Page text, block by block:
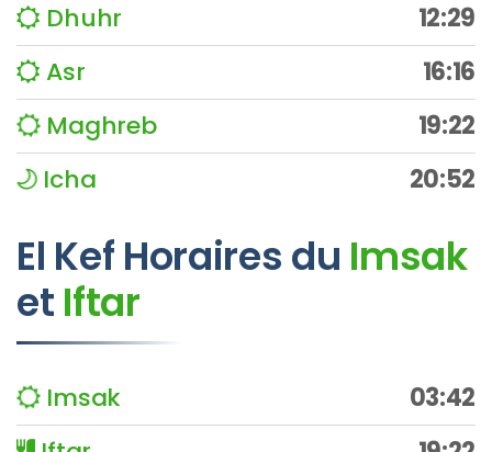
Dhuhr
12:29
Asr
16:16
Maghreb
19:22
Icha
20:52
El Kef Horaires du Imsak
et Iftar
Imsak
03:42